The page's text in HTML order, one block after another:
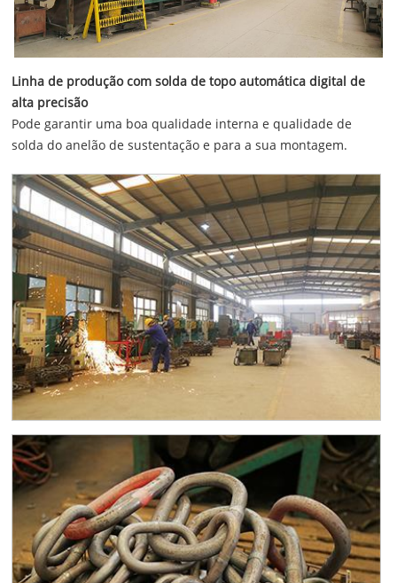
Linha de produção com solda de topo automática digital de
alta precisão
Pode garantir uma boa qualidade interna e qualidade de
solda do anelão de sustentação e para a sua montagem.